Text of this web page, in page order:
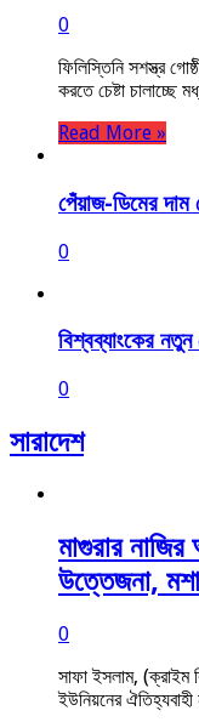
0
ফিলিস্তিনি সশস্ত্র
করতে চেষ্টা
Read More »
পেঁয়াজ-ডিমের দাম
0
বিশ্বব্যাংকের নতুন
0
সারাদেশ
মাগুরার
উত্তেজনা,
0
সাফা ইসলাম, (ক্রাইম
ইউনিয়নের